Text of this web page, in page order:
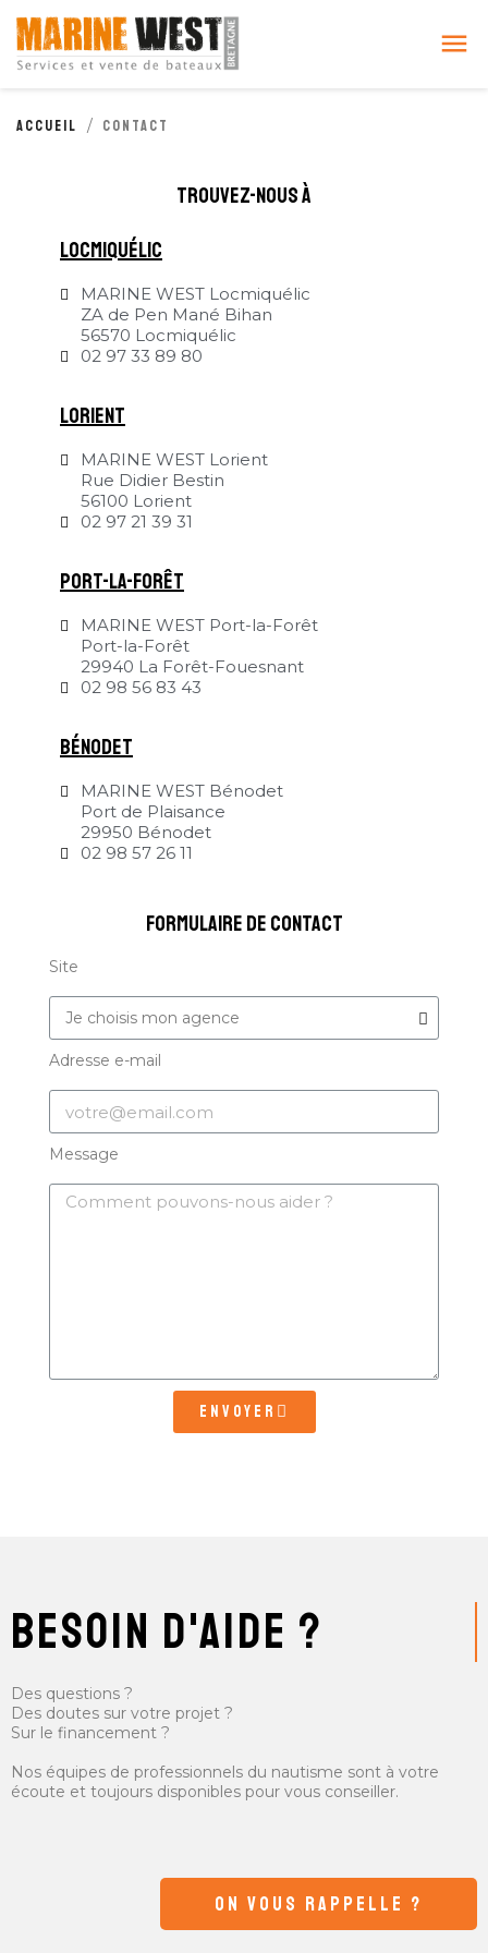

Accueil Contact
trouvez-nous à
locmiquélic
MARINE WEST Locmiquélic
ZA de Pen Mané Bihan
56570 Locmiquélic
02 97 33 89 80
Lorient
MARINE WEST Lorient
Rue Didier Bestin
56100 Lorient
02 97 21 39 31
Port-la-Forêt
MARINE WEST Port-la-Forêt
Port-la-Forêt
29940 La Forêt-Fouesnant
02 98 56 83 43
Bénodet
MARINE WEST Bénodet
Port de Plaisance
29950 Bénodet
02 98 57 26 11
formulaire de contact
Site
Adresse e-mail
Message
Envoyer
besoin d'aide ?
Des questions ?
Des doutes sur votre projet ?
Sur le financement ?
Nos équipes de professionnels du nautisme sont à votre
écoute et toujours disponibles pour vous conseiller.
ON VOUS RAPPELLE ?